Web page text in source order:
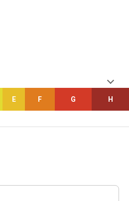
E F G H